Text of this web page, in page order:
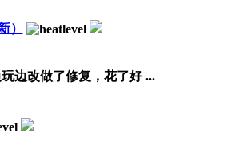
）
边改做了修复，花了好 ...